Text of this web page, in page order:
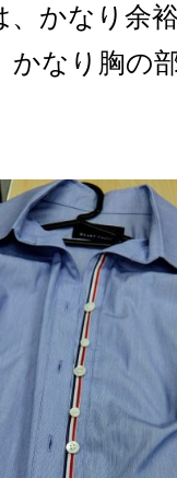
かなり余
かなり胸の